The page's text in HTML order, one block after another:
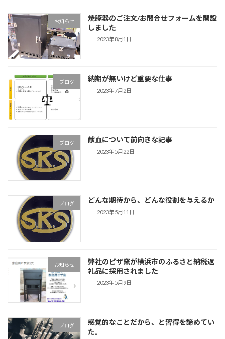
お知らせ
焼豚器のご注文/お問合せフォームを開設
しました
2023年8月1日
ブログ 納期が無いけど重要な仕事
2023年7月2日
ブログ 献血について前向きな記事
2023年5月22日
ブログ どんな期待から、どんな役割を与えるか
2023年5月11日
お知らせ
弊社のピザ窯が横浜市のふるさと納税返
礼品に採用されました
2023年5月9日
ブログ
感覚的なことだから、と習得を諦めてい
た。